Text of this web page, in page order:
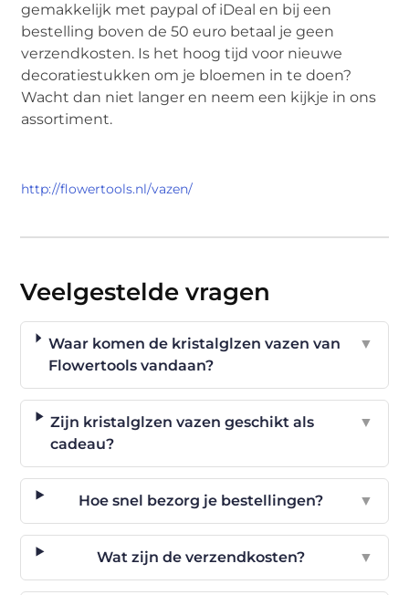
gemakkelijk met paypal of iDeal en bij een
bestelling boven de 50 euro betaal je geen
verzendkosten. Is het hoog tijd voor nieuwe
decoratiestukken om je bloemen in te doen?
Wacht dan niet langer en neem een kijkje in ons
assortiment.
http://flowertools.nl/vazen/
Veelgestelde vragen
Waar komen de kristalglzen vazen van
Flowertools vandaan?
▼
Zijn kristalglzen vazen geschikt als
cadeau?
▼
Hoe snel bezorg je bestellingen? ▼
Wat zijn de verzendkosten? ▼